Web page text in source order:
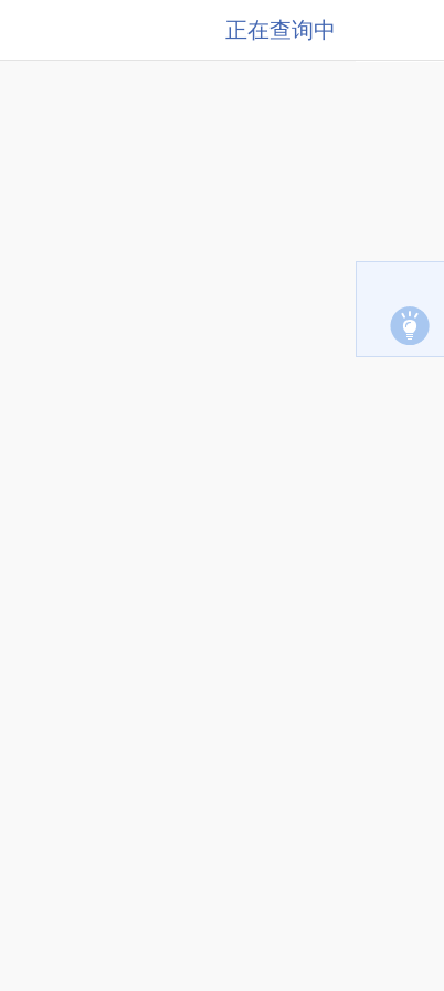
正在查询中